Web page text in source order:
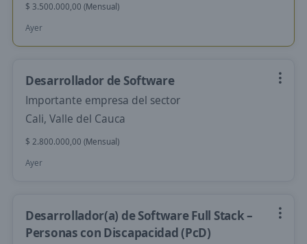
$ 3.500.000,00 (Mensual)
Ayer
Desarrollador de Software
Importante empresa del sector
Cali, Valle del Cauca
$ 2.800.000,00 (Mensual)
Ayer
Desarrollador(a) de Software Full Stack –
Personas con Discapacidad (PcD)